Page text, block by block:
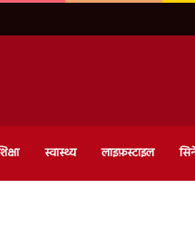
स्वास्थ्य लाइफ़स्टाइल